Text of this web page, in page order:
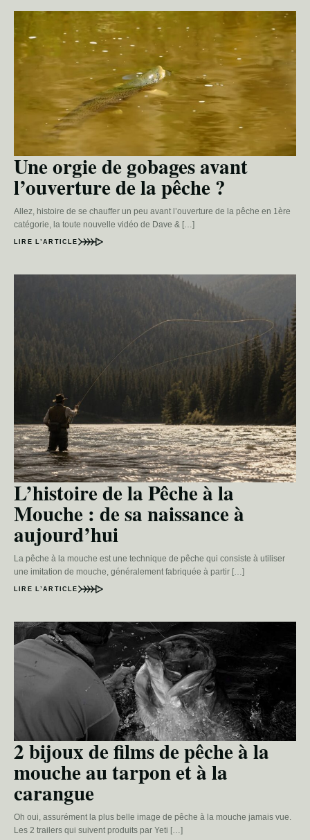
Une orgie de gobages avant
l’ouverture de la pêche ?
Allez, histoire de se chauffer un peu avant l’ouverture de la pêche en 1ère
catégorie, la toute nouvelle vidéo de Dave & […]
LIRE L’ARTICLE
L’histoire de la Pêche à la
Mouche : de sa naissance à
aujourd’hui
La pêche à la mouche est une technique de pêche qui consiste à utiliser
une imitation de mouche, généralement fabriquée à partir […]
LIRE L’ARTICLE
2 bijoux de films de pêche à la
mouche au tarpon et à la
carangue
Oh oui, assurément la plus belle image de pêche à la mouche jamais vue.
Les 2 trailers qui suivent produits par Yeti […]